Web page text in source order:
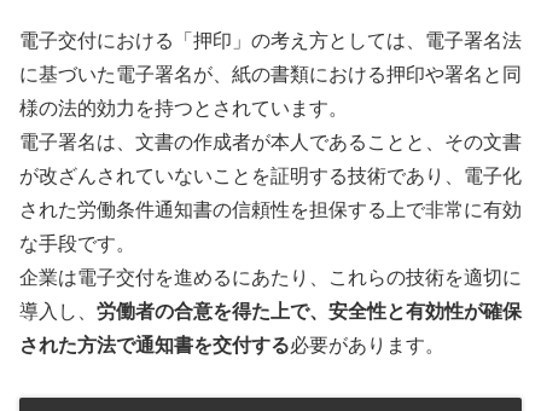
電子交付における「押印」の考え方としては、電子署名法
に基づいた電子署名が、紙の書類における押印や署名と同
様の法的効力を持つとされています。
電子署名は、文書の作成者が本人であることと、その文書
が改ざんされていないことを証明する技術であり、電子化
された労働条件通知書の信頼性を担保する上で非常に有効
な手段です。
企業は電子交付を進めるにあたり、これらの技術を適切に
導入し、 労働者の合意を得た上で、安全性と有効性が確保
された方法で通知書を交付する必要があります。